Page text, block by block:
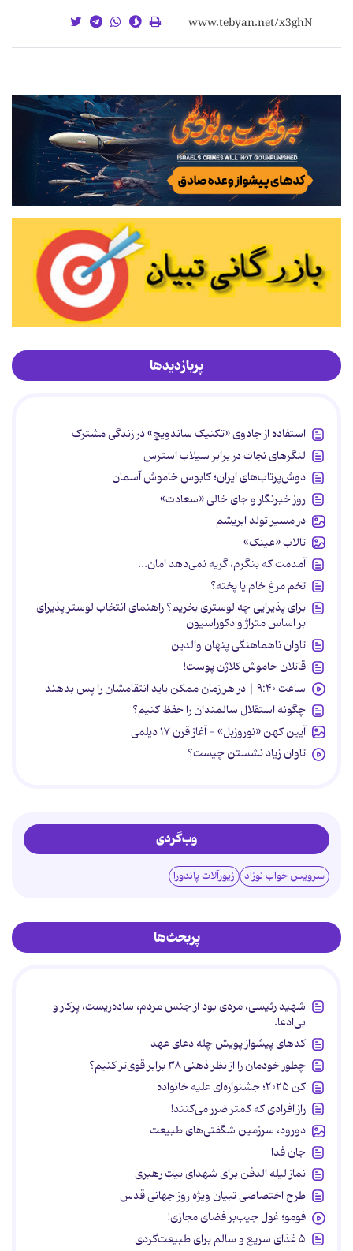
پربازدیدها
استفاده از جادوی «تکنیک ساندویچ» در زندگی مشترک
لنگرهای نجات در برابر سیلاب استرس
دوش‌پرتاب‌های ایران؛ کابوس خاموش آسمان
روز خبرنگار و جای خالی «سعادت»
در مسیر تولد ابریشم
تالاب «عینک»
آمدمت که بنگرم، گریه نمی‌دهد امان...
تخم مرغ خام یا پخته؟
برای پذیرایی چه لوستری بخریم؟ راهنمای انتخاب لوستر پذیرای
بر اساس متراژ و دکوراسیون
تاوان ناهماهنگی پنهان والدین
قاتلان خاموش کلاژن پوست!
ساعت ۹:۴۰ | در هر زمان ممکن باید انتقامشان را پس بدهند
چگونه استقلال سالمندان را حفظ کنیم؟
آیین کهن «نوروزبل» - آغاز قرن ۱۷ دیلمی
تاوان زیاد نشستن چیست؟
وب‌گردی
سرویس خواب نوزاد زیورآلات پاندورا
پربحث‌ها
شهید رئیسی، مردی بود از جنس مردم، ساده‌زیست، پرکار و
بی‌ادعا.
کدهای پیشواز پویش چله دعای عهد
چطور خودمان را از نظر ذهنی ۳۸ برابر قوی‌تر کنیم؟
کن ۲۰۲۵؛ جشنواره‌ای علیه خانواده
راز افرادی که کمتر ضرر می‌کنند!
دورود، سرزمین شگفتی‌های طبیعت
جان فدا
نماز لیله الدفن برای شهدای بیت رهبری
طرح اختصاصی تبیان ویژه روز جهانی قدس
فومو؛ غول جیب‌بر فضای مجازی!
۵ غذای سریع و سالم برای طبیعت‌گردی